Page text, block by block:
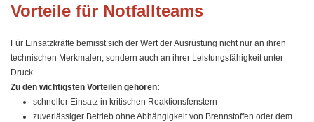
Vorteile für Notfallteams
Für Einsatzkräfte bemisst sich der Wert der Ausrüstung nicht nur an ihren
technischen Merkmalen, sondern auch an ihrer Leistungsfähigkeit unter
Druck.
Zu den wichtigsten Vorteilen gehören:
schneller Einsatz in kritischen Reaktionsfenstern
zuverlässiger Betrieb ohne Abhängigkeit von Brennstoffen oder dem